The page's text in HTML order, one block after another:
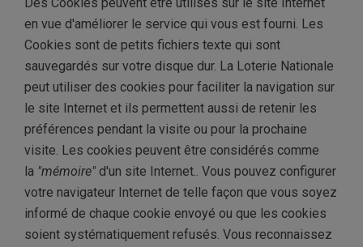
en vue d'améliorer le service qui vous est fourni. Les
Cookies sont de petits fichiers texte qui sont
sauvegardés sur votre disque dur. La Loterie Nationale
peut utiliser des cookies pour faciliter la navigation sur
le site Internet et ils permettent aussi de retenir les
préférences pendant la visite ou pour la prochaine
visite. Les cookies peuvent être considérés comme
la "mémoire" d'un site Internet.. Vous pouvez configurer
votre navigateur Internet de telle façon que vous soyez
informé de chaque cookie envoyé ou que les cookies
soient systématiquement refusés. Vous reconnaissez